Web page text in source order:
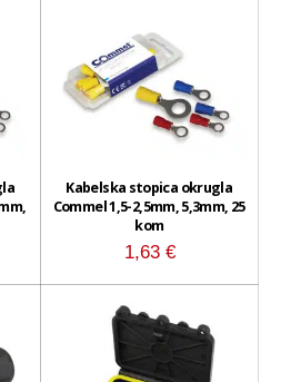
Kabelska stopica okrugla
Commel 1,5-2,5mm, 5,3mm, 25
kom
1,63 €